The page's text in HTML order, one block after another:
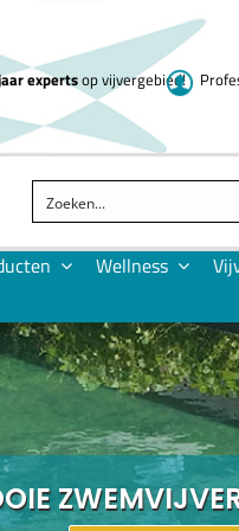
expertsop vijvergebied!
Wellness